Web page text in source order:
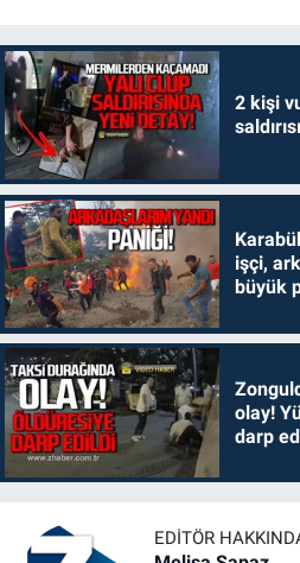
2 kişi
işçi,
büyük
olay!
darp
EDITÖR